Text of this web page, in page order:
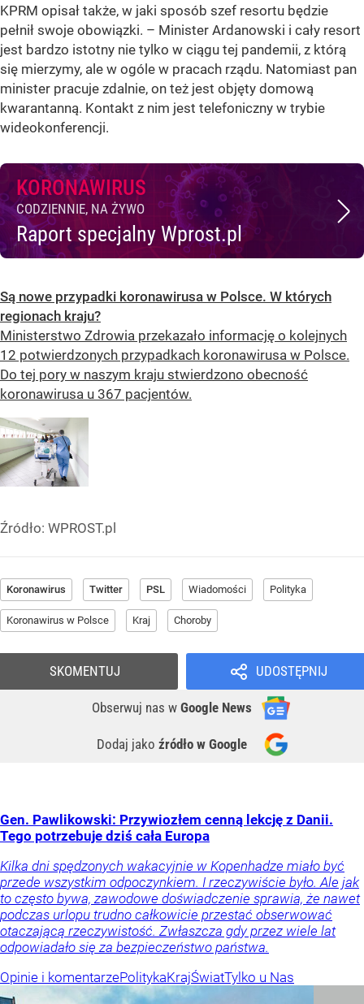
KPRM opisał także, w jaki sposób szef resortu będzie
pełnił swoje obowiązki. – Minister Ardanowski i cały resort
jest bardzo istotny nie tylko w ciągu tej pandemii, z którą
się mierzymy, ale w ogóle w pracach rządu. Natomiast pan
minister pracuje zdalnie, on też jest objęty domową
kwarantanną. Kontakt z nim jest telefoniczny w trybie
wideokonferencji.
KORONAWIRUS
CODZIENNIE, NA ŻYWO
Raport specjalny Wprost.pl
Są nowe przypadki koronawirusa w Polsce. W których
regionach kraju?
Ministerstwo Zdrowia przekazało informację o kolejnych
12 potwierdzonych przypadkach koronawirusa w Polsce.
Do tej pory w naszym kraju stwierdzono obecność
koronawirusa u 367 pacjentów.
Źródło: WPROST.pl
Koronawirus Twitter PSL Wiadomości Polityka
Koronawirus w Polsce Kraj Choroby
UDOSTĘPNIJ
Obserwuj nas w Google News
Dodaj jako źródło w Google
SKOMENTUJ
Gen. Pawlikowski: Przywiozłem cenną lekcję z Danii.
Tego potrzebuje dziś cała Europa
Kilka dni spędzonych wakacyjnie w Kopenhadze miało być
przede wszystkim odpoczynkiem. I rzeczywiście było. Ale jak
to często bywa, zawodowe doświadczenie sprawia, że nawet
podczas urlopu trudno całkowicie przestać obserwować
otaczającą rzeczywistość. Zwłaszcza gdy przez wiele lat
odpowiadało się za bezpieczeństwo państwa.
Opinie i komentarzePolitykaKrajŚwiatTylko u Nas